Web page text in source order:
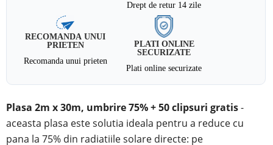
Drept de retur 14 zile
RECOMANDA UNUI
PRIETEN
Recomanda unui prieten
PLATI ONLINE
SECURIZATE
Plati online securizate
Plasa 2m x 30m, umbrire 75% + 50 clipsuri gratis-
aceasta plasa este solutia ideala pentru a reduce cu
pana la 75% din radiatiile solare directe: pe